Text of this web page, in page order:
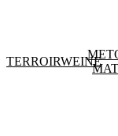
TERROIRWEINE